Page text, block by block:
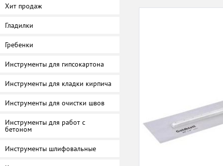
Хит продаж
Гладилки
Гребенки
Инструменты для гипсокартона
Инструменты для кладки кирпича
Инструменты для очистки швов
Инструменты для работ с
бетоном
Инструменты шлифовальные